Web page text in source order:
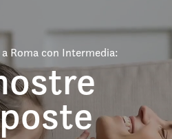
Roma con Intermedia: